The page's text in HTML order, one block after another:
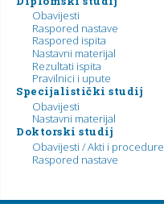
Obavijesti
Raspored nastave
Raspored ispita
Nastavni materijal
Rezultati ispita
Pravilnici i upute
Specijalistički studij
Obavijesti
Nastavni materijal
Doktorski studij
Obavijesti / Akti i procedure
Raspored nastave